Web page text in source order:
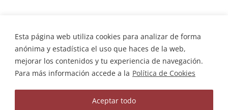
Esta página web utiliza cookies para analizar de forma
anónima y estadística el uso que haces de la web,
mejorar los contenidos y tu experiencia de navegación.
Para más información accede a la Política de Cookies
Aceptar todo
S. Agustín 19, bajo 40001 - Segovia · Teléfono : 921 463